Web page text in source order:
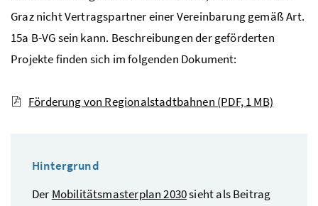
Graz nicht Vertragspartner einer Vereinbarung gemäß Art.
15a B-VG sein kann. Beschreibungen der geförderten
Projekte finden sich im folgenden Dokument:
Förderung von Regionalstadtbahnen (PDF, 1 MB)
Hintergrund
Der Mobilitätsmasterplan 2030sieht als Beitrag